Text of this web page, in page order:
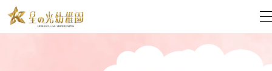
お知らせ